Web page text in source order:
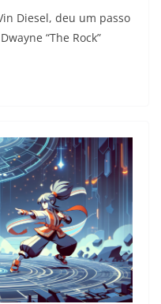
Diesel, deu um passo
“The Rock”